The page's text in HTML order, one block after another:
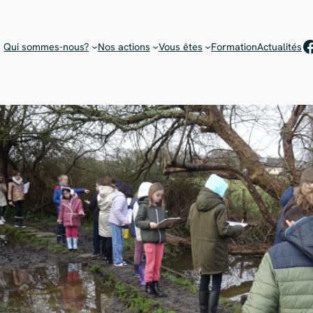
Qui sommes-nous? Nos actions Vous êtes FormationActualités